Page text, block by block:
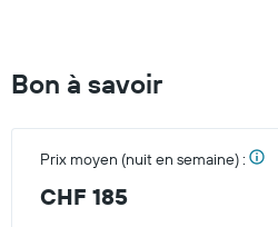
cours
3
derniers
jours
Bon à savoir
Prix moyen (nuit en semaine) :
CHF 185